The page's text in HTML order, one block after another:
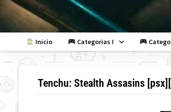
Skip
to
content
Inicio Categorias I
Tenchu: Stealth Assasins